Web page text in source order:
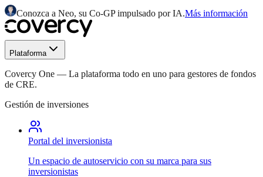
Conozca a Neo, su Co-GP impulsado por IA.Más información
Plataforma
Covercy One — La plataforma todo en uno para gestores de fondos
de CRE.
Gestión de inversiones
Portal del inversionista
Un espacio de autoservicio con su marca para sus
inversionistas